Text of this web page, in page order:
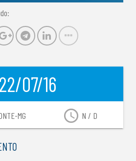
22/07/16
access_time N / D
MG